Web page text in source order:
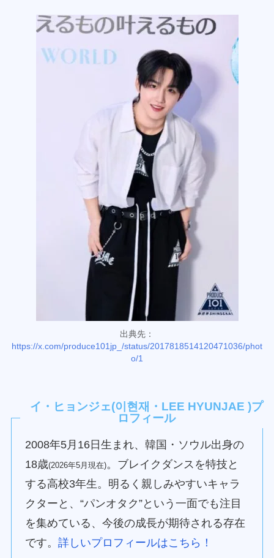
出典先：
https://x.com/produce101jp_/status/2017818514120471036/phot
o/1
イ・ヒョンジェ(이현재・LEE HYUNJAE )プ
ロフィール
2008年5月16日生まれ、韓国・ソウル出身の
18歳(2026年5月現在)。ブレイクダンスを特技と
する高校3年生。明るく親しみやすいキャラ
クターと、“パンオタク”という一面でも注目
を集めている、今後の成長が期待される存在
です。詳しいプロフィールはこちら！